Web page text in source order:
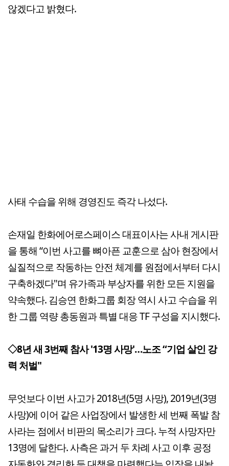
않겠다고 밝혔다.
사태 수습을 위해 경영진도 즉각 나섰다.
손재일 한화에어로스페이스 대표이사는 사내 게시판
을 통해 “이번 사고를 뼈아픈 교훈으로 삼아 현장에서
실질적으로 작동하는 안전 체계를 원점에서부터 다시
구축하겠다"며 유가족과 부상자를 위한 모든 지원을
약속했다. 김승연 한화그룹 회장 역시 사고 수습을 위
한 그룹 역량 총동원과 특별 대응 TF 구성을 지시했다.
◇8년 새 3번째 참사 '13명 사망'…노조 “기업 살인 강
력 처벌"
무엇보다 이번 사고가 2018년(5명 사망), 2019년(3명
사망)에 이어 같은 사업장에서 발생한 세 번째 폭발 참
사라는 점에서 비판의 목소리가 크다. 누적 사망자만
13명에 달한다. 사측은 과거 두 차례 사고 이후 공정